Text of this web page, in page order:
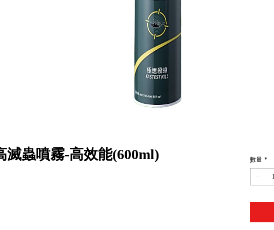
滅蟲噴霧-高效能(600ml) 數量 *